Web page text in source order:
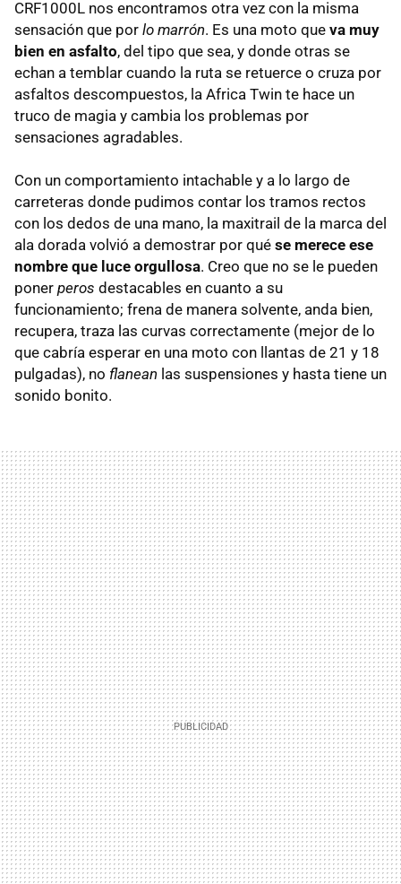
CRF1000L nos encontramos otra vez con la misma
sensación que por lo marrón. Es una moto que va muy
bien en asfalto, del tipo que sea, y donde otras se
echan a temblar cuando la ruta se retuerce o cruza por
asfaltos descompuestos, la Africa Twin te hace un
truco de magia y cambia los problemas por
sensaciones agradables.
Con un comportamiento intachable y a lo largo de
carreteras donde pudimos contar los tramos rectos
con los dedos de una mano, la maxitrail de la marca del
ala dorada volvió a demostrar por qué se merece ese
nombre que luce orgullosa. Creo que no se le pueden
poner peros destacables en cuanto a su
funcionamiento; frena de manera solvente, anda bien,
recupera, traza las curvas correctamente (mejor de lo
que cabría esperar en una moto con llantas de 21 y 18
pulgadas), no flanean las suspensiones y hasta tiene un
sonido bonito.